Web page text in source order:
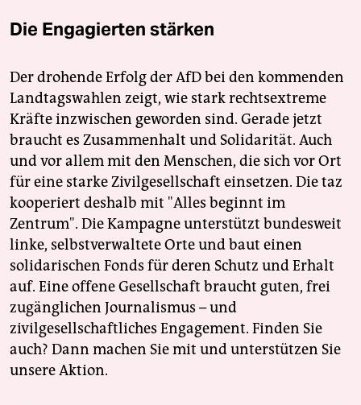
Die Engagierten stärken
Der drohende Erfolg der AfD bei den kommenden
Landtagswahlen zeigt, wie stark rechtsextreme
Kräfte inzwischen geworden sind. Gerade jetzt
braucht es Zusammenhalt und Solidarität. Auch
und vor allem mit den Menschen, die sich vor Ort
für eine starke Zivilgesellschaft einsetzen. Die taz
kooperiert deshalb mit "Alles beginnt im
Zentrum". Die Kampagne unterstützt bundesweit
linke, selbstverwaltete Orte und baut einen
solidarischen Fonds für deren Schutz und Erhalt
auf. Eine offene Gesellschaft braucht guten, frei
zugänglichen Journalismus – und
zivilgesellschaftliches Engagement. Finden Sie
auch? Dann machen Sie mit und unterstützen Sie
unsere Aktion.